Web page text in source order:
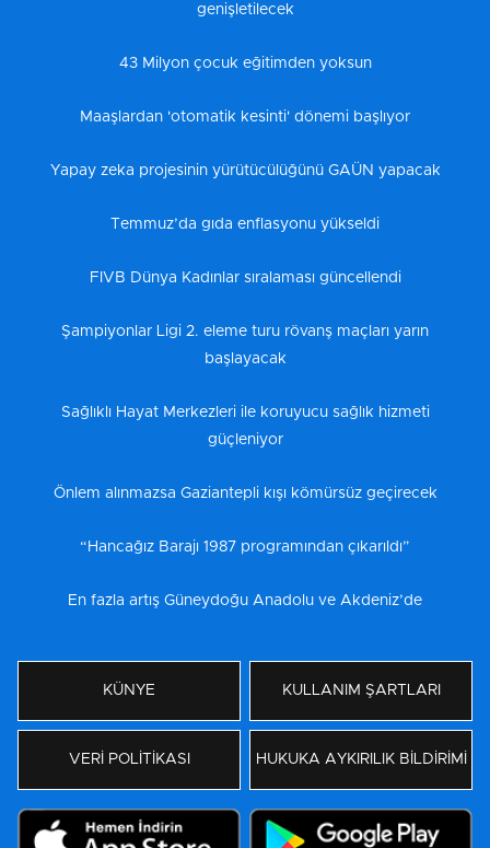
genişletilecek
43 Milyon çocuk eğitimden yoksun
Maaşlardan 'otomatik kesinti' dönemi başlıyor
Yapay zeka projesinin yürütücülüğünü GAÜN yapacak
Temmuz’da gıda enflasyonu yükseldi
FIVB Dünya Kadınlar sıralaması güncellendi
Şampiyonlar Ligi 2. eleme turu rövanş maçları yarın
başlayacak
Sağlıklı Hayat Merkezleri ile koruyucu sağlık hizmeti
güçleniyor
Önlem alınmazsa Gaziantepli kışı kömürsüz geçirecek
“Hancağız Barajı 1987 programından çıkarıldı”
En fazla artış Güneydoğu Anadolu ve Akdeniz’de
KÜNYE KULLANIM ŞARTLARI
VERİ POLİTİKASI HUKUKA AYKIRILIK BİLDİRİMİ